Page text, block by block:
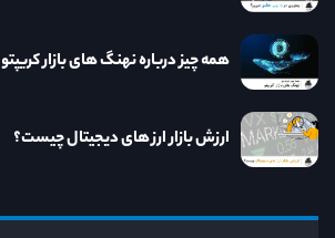
همه چیز درباره نهنگ های بازار کریپتو
ارزش بازار ارز های دیجیتال چیست؟